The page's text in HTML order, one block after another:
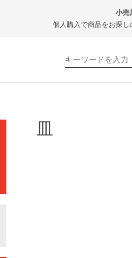
小売
個人購入で商品をお探し
皿